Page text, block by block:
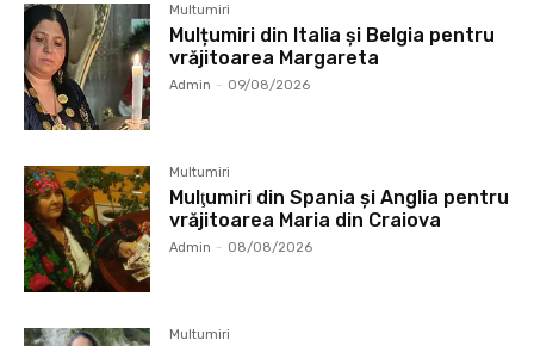
Multumiri
Mulțumiri din Italia și Belgia pentru
vrăjitoarea Margareta
Admin - 09/08/2026
Multumiri
Mulţumiri din Spania şi Anglia pentru
vrăjitoarea Maria din Craiova
Admin - 08/08/2026
Multumiri